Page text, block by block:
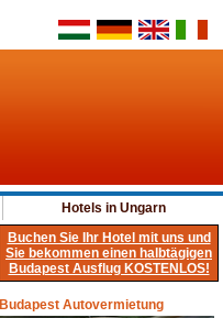
Hotels in Ungarn
Buchen Sie Ihr Hotel mit uns und
Sie bekommen einen halbtägigen
Budapest Ausflug KOSTENLOS!
Budapest Autovermietung